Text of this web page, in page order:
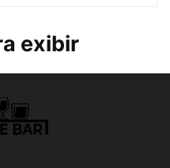
exibir